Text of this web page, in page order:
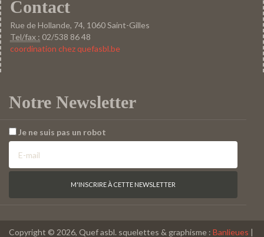
Contact
Rue de Hollande, 74, 1060 Saint-Gilles
Tel/fax : 02/538 86 48
coordination chez quefasbl.be
Notre Newsletter
Je ne suis pas un robot
Copyright © 2026, Quef asbl. squelettes & graphisme : Banlieues